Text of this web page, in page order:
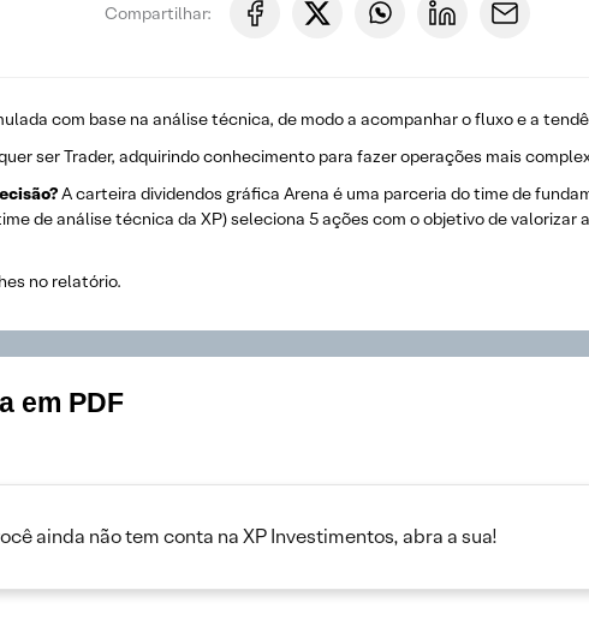
Compartilhar:
com base na análise técnica, de modo a acompanhar o fluxo e a
ser Trader, adquirindo conhecimento para fazer operações mais
A carteira dividendos gráfica Arena é uma parceria do time de
de análise técnica da XP) seleciona 5 ações com o objetivo de valorizar
no relatório.
em PDF
ainda não tem conta na XP Investimentos, abra a sua!